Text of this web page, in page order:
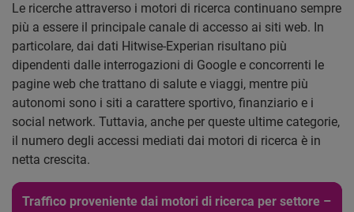
Le ricerche attraverso i motori di ricerca continuano sempre
più a essere il principale canale di accesso ai siti web. In
particolare, dai dati Hitwise-Experian risultano più
dipendenti dalle interrogazioni di Google e concorrenti le
pagine web che trattano di salute e viaggi, mentre più
autonomi sono i siti a carattere sportivo, finanziario e i
social network. Tuttavia, anche per queste ultime categorie,
il numero degli accessi mediati dai motori di ricerca è in
netta crescita.
Traffico proveniente dai motori di ricerca per settore –